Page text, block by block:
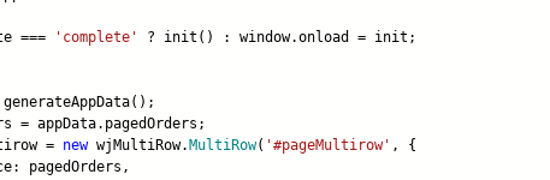
===
'complete'
? init() : window.onload = init;
= appData.pagedOrders;
= newwjMultiRow. MultiRow( '#pageMultirow' , {